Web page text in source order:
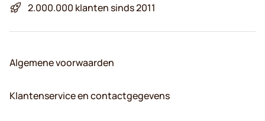
2.000.000 klanten sinds 2011
Algemene voorwaarden
Klantenservice en contactgegevens